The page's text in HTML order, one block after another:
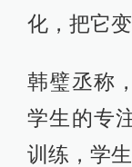
化，把它变
韩璧丞称
学生的专
训练，学